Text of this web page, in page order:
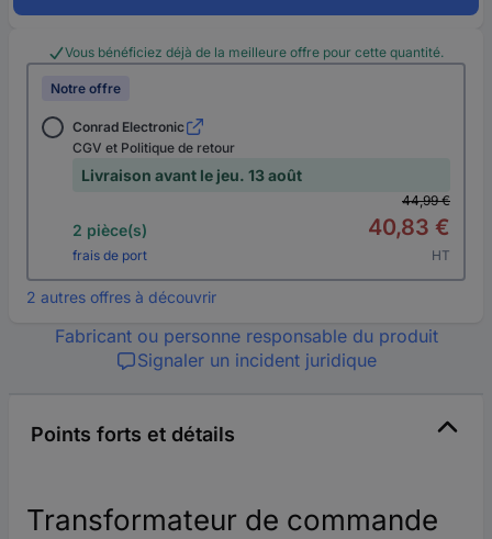
Vous bénéficiez déjà de la meilleure offre pour cette quantité.
Notre offre
Conrad Electronic
CGV et Politique de retour
Livraison avant le jeu. 13 août
2 pièce(s)
frais de port
44,99 €
40,83 €
HT
2 autres offres à découvrir
Fabricant ou personne responsable du produit
Signaler un incident juridique
Points forts et détails
Transformateur de commande